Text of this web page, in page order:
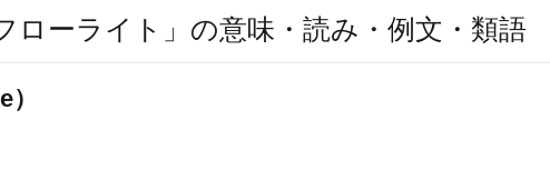
ローライト」の意味・読み・例文・類語